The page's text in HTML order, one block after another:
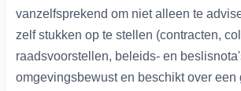
vanzelfsprekend om niet alleen te
zelf stukken op te stellen (contracten,
raadsvoorstellen, beleids- en
omgevingsbewust en beschikt over een